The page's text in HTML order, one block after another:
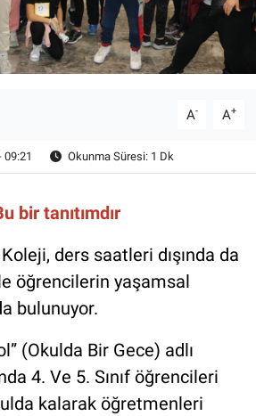
A- A+
09:21 Okunma Süresi: 1 Dk
bir tanıtımdır
ders saatleri dışında da
öğrencilerin yaşamsal
bulunuyor.
(Okulda Bir Gece) adlı
4. Ve 5. Sınıf öğrencileri
kalarak öğretmenleri